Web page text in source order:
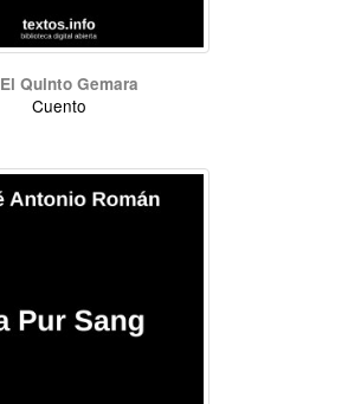
El Quinto Gemara
Cuento